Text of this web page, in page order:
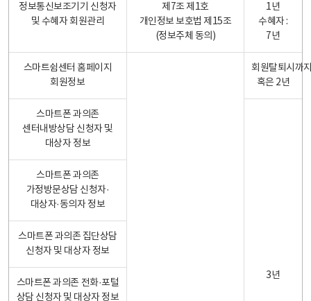
정보통신보조기기 신청자
및 수혜자 회원관리
제7조 제1호
개인정보 보호법 제15조
(정보주체 동의)
1년
수혜자 :
7년
스마트쉼센터 홈페이지
회원정보
회원탈퇴시까
혹은 2년
스마트폰 과의존
센터내방상담 신청자 및
대상자 정보
3년
스마트폰 과의존
가정방문상담 신청자·
대상자·동의자 정보
스마트폰 과의존 집단상담
신청자 및 대상자 정보
스마트폰 과의존 전화·포털
상담 신청자 및 대상자 정보